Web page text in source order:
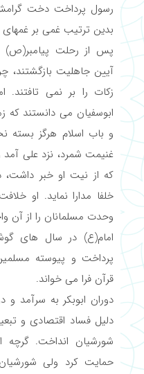
رسول پرداخت دخت
بدین ترتیب غمی بر غمهای
پس از رحلت پیامبر(ص)
آیین جاهلیت بازگشتند،
زکات را بر نمی
ابوسفیان می دانستند که
و باب اسلام هرگز بسته
غنیمت شمرد، نزد علی
که از نیت او خبر
خلفا مدارا نماید. او
وحدت مسلمانان را از آن
امام(ع) در سال های
پرداخت و پیوسته
قرآن فرا می خواند.
دوران ابوبکر به سرآمد و
دلیل فساد اقتصادی و
شورشیان انداخت. گرچه
حمایت کرد ولی